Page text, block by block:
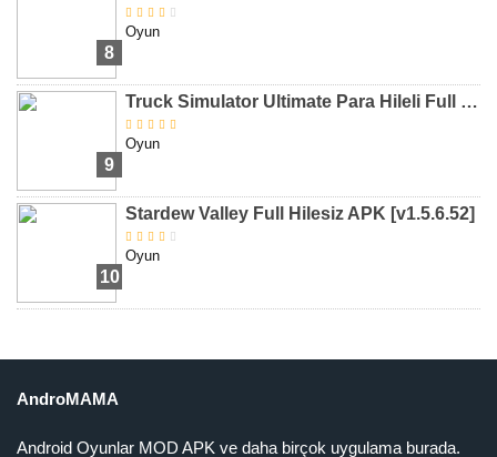
8
Oyun
9
Truck Simulator Ultimate Para Hileli Full MOD APK [v1.2.0]
Oyun
10
Stardew Valley Full Hilesiz APK [v1.5.6.52]
Oyun
AndroMAMA
Android Oyunlar MOD APK ve daha birçok uygulama burada.